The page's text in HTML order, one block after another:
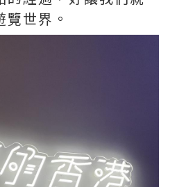
世界。